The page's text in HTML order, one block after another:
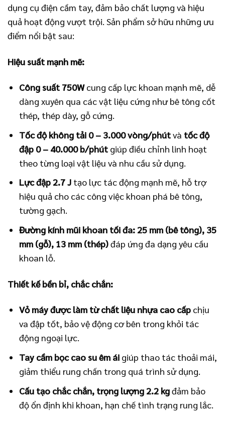
dụng cụ điện cầm tay, đảm bảo chất lượng và hiệu
quả hoạt động vượt trội. Sản phẩm sở hữu những ưu
điểm nổi bật sau:
Hiệu suất mạnh mẽ:
Công suất 750Wcung cấp lực khoan mạnh mẽ, dễ
dàng xuyên qua các vật liệu cứng như bê tông cốt
thép, thép dày, gỗ cứng.
Tốc độ không tải 0 – 3.000 vòng/phútvà tốc độ
đập 0 – 40.000 b/phút giúp điều chỉnh linh hoạt
theo từng loại vật liệu và nhu cầu sử dụng.
Lực đập 2.7 J tạo lực tác động mạnh mẽ, hỗ trợ
hiệu quả cho các công việc khoan phá bê tông,
tường gạch.
Đường kính mũi khoan tối đa: 25 mm (bê tông), 35
mm (gỗ), 13 mm (thép)đáp ứng đa dạng yêu cầu
khoan lỗ.
Thiết kế bền bỉ, chắc chắn:
Vỏ máy được làm từ chất liệu nhựa cao cấp chịu
va đập tốt, bảo vệ động cơ bên trong khỏi tác
động ngoại lực.
Tay cầm bọc cao su êm ái giúp thao tác thoải mái,
giảm thiểu rung chấn trong quá trình sử dụng.
Cấu tạo chắc chắn, trọng lượng 2.2 kgđảm bảo
độ ổn định khi khoan, hạn chế tình trạng rung lắc.